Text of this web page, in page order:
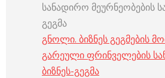
სანადირო მეურნეობების
გეგმა
გნოლი. ბიზნეს გეგმების
გარეული ფრინველების
ბიზნეს-გეგმა